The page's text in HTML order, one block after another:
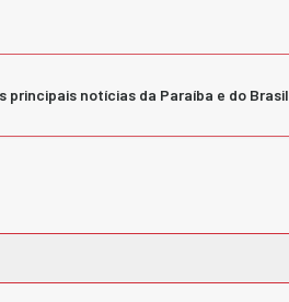
principais notícias da Paraíba e do Brasil